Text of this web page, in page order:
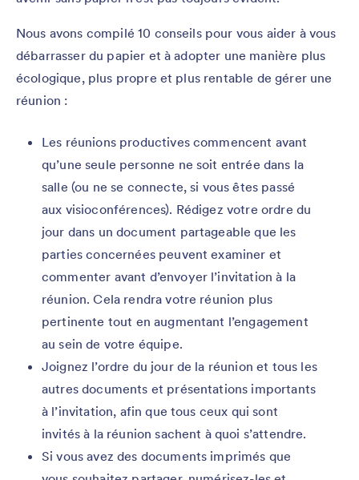
Nous avons compilé 10 conseils pour vous aider à vous
débarrasser du papier et à adopter une manière plus
écologique, plus propre et plus rentable de gérer une
réunion :
Les réunions productives commencent avant
qu’une seule personne ne soit entrée dans la
salle (ou ne se connecte, si vous êtes passé
aux visioconférences). Rédigez votre ordre du
jour dans un document partageable que les
parties concernées peuvent examiner et
commenter avant d’envoyer l’invitation à la
réunion. Cela rendra votre réunion plus
pertinente tout en augmentant l’engagement
au sein de votre équipe.
Joignez l’ordre du jour de la réunion et tous les
autres documents et présentations importants
à l’invitation, afin que tous ceux qui sont
invités à la réunion sachent à quoi s’attendre.
Si vous avez des documents imprimés que